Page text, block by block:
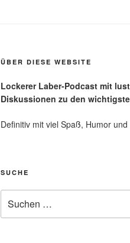
ÜBER DIESE WEBSITE
Lockerer Laber-Podcast mit
Diskussionen zu den
Definitiv mit viel Spaß, Humor
SUCHE
nach: